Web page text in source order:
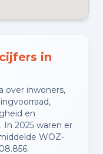
in
over inwoners,
en
In 2025 waren er
WOZ-